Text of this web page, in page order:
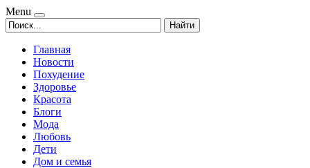
Menu
Найти
Главная
Новости
Похудение
Здоровье
Красота
Блоги
Мода
Любовь
Дети
Дом и семья